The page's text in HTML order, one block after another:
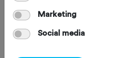
Marketing
Social media